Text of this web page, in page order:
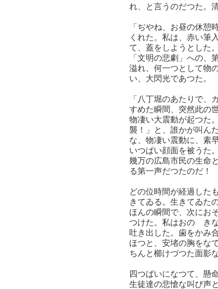
れ、と言うのだつた。
「ぢやね、お昼の休
くれた。私は、赤い筆
て、蓋をしようとした
「文明の悲劇」への、
溢れ、何一つとして物
い、大閃光であつた。
「八丁堀のあたりで
すめた瞬間、突然此の
物凄い大震動が起つた
襲！」と、誰かが叫ん
な、物凄い震動に、素
いつぱい顔面を被うた
幾万の広島市民の生命
る第一声だつたのだ！
どの位時間が経過した
きてゐる。生きてゐた
ほんの瞬間で、次にお
つけた。私はおのゝき
吐き出した。歯をかみ
ほつと、安堵の胸をな
ちんと櫛けづつた面影
四つばいになつて、懸
生徒達の悲愴な叫び声